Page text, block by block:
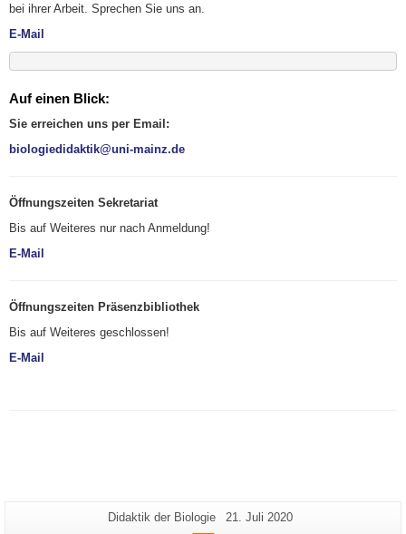
bei ihrer Arbeit. Sprechen Sie uns an.
E-Mail
Auf einen Blick:
Sie erreichen uns per Email:
biologiedidaktik@uni-mainz.de
Öffnungszeiten Sekretariat
Bis auf Weiteres nur nach Anmeldung!
E-Mail
Öffnungszeiten Präsenzbibliothek
Bis auf Weiteres geschlossen!
E-Mail
Zusätzliche
Seiten-
Didaktik der Biologie
Letzte
21. Juli 2020